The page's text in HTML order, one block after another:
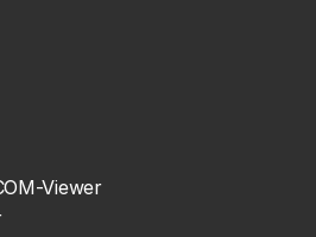
Viewer